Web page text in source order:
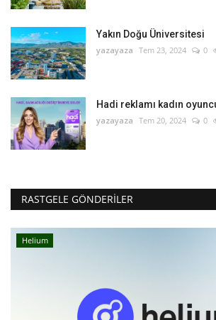
Yakın Doğu Üniversitesi
yazayaza Tem 23, 2024 0
Hadi reklamı kadın
yazayaza Tem 20, 2024 0
RASTGELE GÖNDERILER
Helium